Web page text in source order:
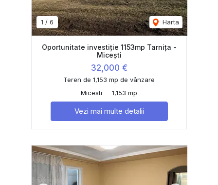
1 / 6 Harta
Oportunitate investiție 1153mp Tarnița -
Micești
32,000 €
Teren de 1,153 mp de vânzare
Micesti
1,153 mp
Vezi mai multe detalii